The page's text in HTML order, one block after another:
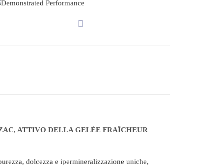
ATTIVO DELLA GELÉE FRAÎCHEUR
dolcezza e ipermineralizzazione uniche,